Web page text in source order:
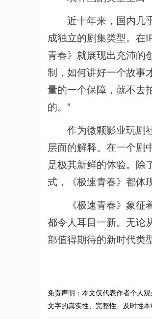
近十年来，国内几乎
成独立的剧集类型。在
青春》就展现出充沛的
制，如何讲好一个故事
量的一个保障，就不去
的。”
作为微颗影业玩剧社
层面的解释。在一个剧
是极其新鲜的体验。除
式，《极速青春》都体
《极速青春》象征着
都令人耳目一新。无论
部值得期待的新时代类
免责声明：本文仅代表作者个人
文字的真实性、完整性、及时性